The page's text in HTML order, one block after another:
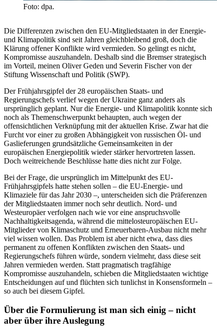
Foto: dpa.
Die Differenzen zwischen den EU-Mitgliedstaaten in der Energie-
und Klimapolitik sind seit Jahren gleichbleibend groß, doch die
Klärung offener Konflikte wird vermieden. So gelingt es nicht,
Kompromisse auszuhandeln. Deshalb sind die Bremser strategisch
im Vorteil, meinen Oliver Geden und Severin Fischer von der
Stiftung Wissenschaft und Politik (SWP).
Der Frühjahrsgipfel der 28 europäischen Staats- und
Regierungschefs verlief wegen der Ukraine ganz anders als
ursprünglich geplant. Nur die Energie- und Klimapolitik konnte sich
noch als Themenschwerpunkt behaupten, auch wegen der
offensichtlichen Verknüpfung mit der aktuellen Krise. Zwar hat die
Furcht vor einer zu großen Abhängigkeit von russischen Öl- und
Gaslieferungen grundsätzliche Gemeinsamkeiten in der
europäischen Energiepolitik wieder stärker hervortreten lassen.
Doch weitreichende Beschlüsse hatte dies nicht zur Folge.
Bei der Frage, die ursprünglich im Mittelpunkt des EU-
Frühjahrsgipfels hatte stehen sollen – die EU-Energie- und
Klimaziele für das Jahr 2030 –, unterscheiden sich die Präferenzen
der Mitgliedstaaten immer noch sehr deutlich. Nord- und
Westeuropäer verfolgen nach wie vor eine anspruchsvolle
Nachhaltigkeitsagenda, während die mittelosteuropäischen EU-
Mitglieder von Klimaschutz und Erneuerbaren-Ausbau nicht mehr
viel wissen wollen. Das Problem ist aber nicht etwa, dass dies
permanent zu offenen Konflikten zwischen den Staats- und
Regierungschefs führen würde, sondern vielmehr, dass diese seit
Jahren vermieden werden. Statt pragmatisch tragfähige
Kompromisse auszuhandeln, schieben die Mitgliedstaaten wichtige
Entscheidungen auf und flüchten sich tunlichst in Konsensformeln –
so auch bei diesem Gipfel.
Über die Formulierung ist man sich einig – nicht
aber über ihre Auslegung